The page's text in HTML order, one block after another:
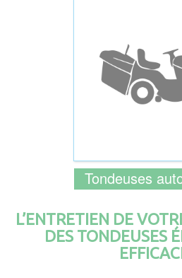
Tondeuses
L’ENTRETIEN DE
DES TONDEUSES